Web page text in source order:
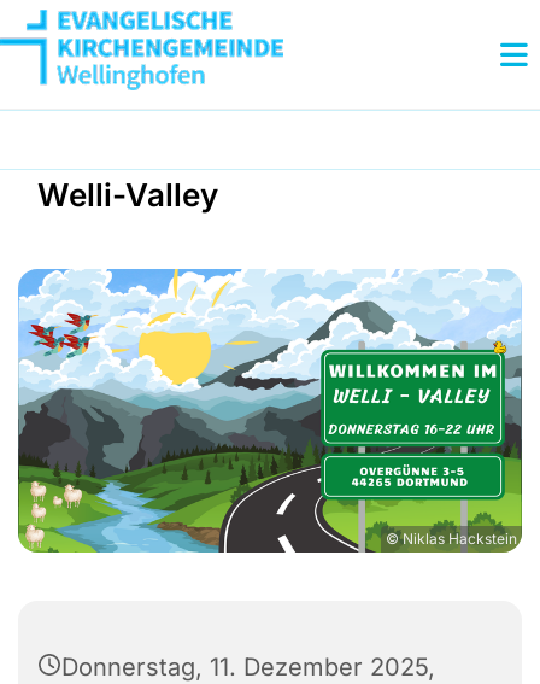
Welli-Valley
© Niklas Hackstein
Donnerstag, 11. Dezember 2025,